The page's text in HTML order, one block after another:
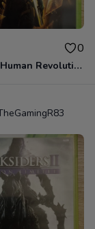
0
Deus Ex - Human Revolution Xbox 360